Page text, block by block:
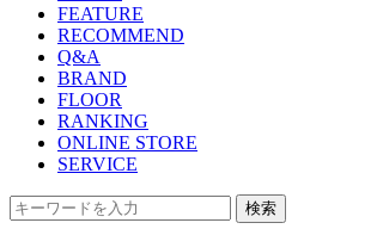
FEATURE
RECOMMEND
Q&A
BRAND
FLOOR
RANKING
ONLINE STORE
SERVICE
検索